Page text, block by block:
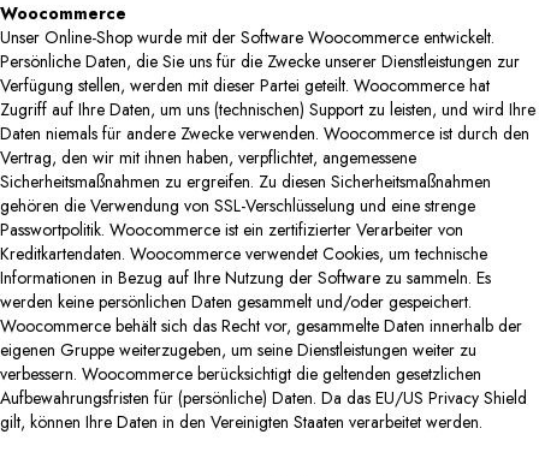
Woocommerce
Unser Online-Shop wurde mit der Software Woocommerce entwickelt.
Persönliche Daten, die Sie uns für die Zwecke unserer Dienstleistungen zur
Verfügung stellen, werden mit dieser Partei geteilt. Woocommerce hat
Zugriff auf Ihre Daten, um uns (technischen) Support zu leisten, und wird Ihre
Daten niemals für andere Zwecke verwenden. Woocommerce ist durch den
Vertrag, den wir mit ihnen haben, verpflichtet, angemessene
Sicherheitsmaßnahmen zu ergreifen. Zu diesen Sicherheitsmaßnahmen
gehören die Verwendung von SSL-Verschlüsselung und eine strenge
Passwortpolitik. Woocommerce ist ein zertifizierter Verarbeiter von
Kreditkartendaten. Woocommerce verwendet Cookies, um technische
Informationen in Bezug auf Ihre Nutzung der Software zu sammeln. Es
werden keine persönlichen Daten gesammelt und/oder gespeichert.
Woocommerce behält sich das Recht vor, gesammelte Daten innerhalb der
eigenen Gruppe weiterzugeben, um seine Dienstleistungen weiter zu
verbessern. Woocommerce berücksichtigt die geltenden gesetzlichen
Aufbewahrungsfristen für (persönliche) Daten. Da das EU/US Privacy Shield
gilt, können Ihre Daten in den Vereinigten Staaten verarbeitet werden.